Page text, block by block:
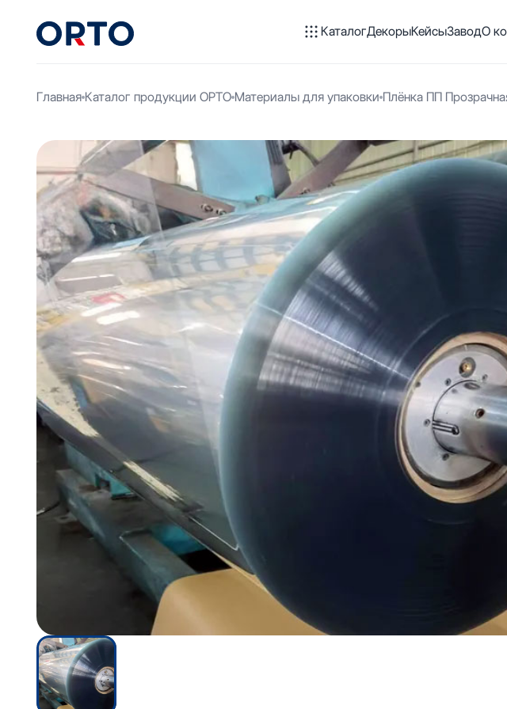
КаталогДекорыКейсыЗаводО
Главная Каталог продукции ОРТО Материалы для упаковки Плёнка ПП